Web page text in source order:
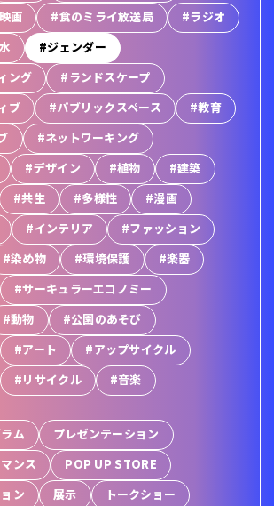
画 #食のミライ放送局
#ラジオ
#ジェンダー
ング
#ランドスケープ
ブ
#パブリックスペース
#教育
#ネットワーキング
#デザイン #植物
#建築
#共生 #多様性
#漫画
#インテリア
#ファッション
#染め物 #環境保護
#楽器
#サーキュラーエコノミー
#動物
#公園のあそび
#アート
#アップサイクル
#リサイクル #音楽
ム
プレゼンテーション
ンス
POP UP STORE
ン
展示
トークショー